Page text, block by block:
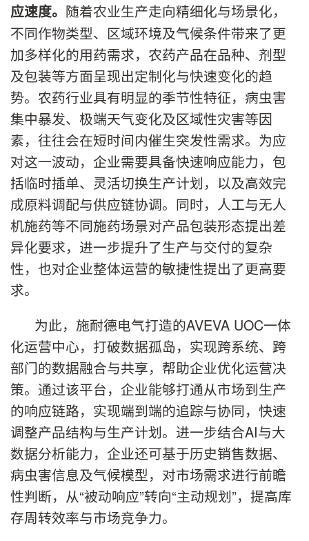
应速度。 随着农业生产走向精细化与场景化，
不同作物类型、区域环境及气候条件带来了更
加多样化的用药需求，农药产品在品种、剂型
及包装等方面呈现出定制化与快速变化的趋
势。农药行业具有明显的季节性特征，病虫害
集中暴发、极端天气变化及区域性灾害等因
素，往往会在短时间内催生突发性需求。为应
对这一波动，企业需要具备快速响应能力，包
括临时插单、灵活切换生产计划，以及高效完
成原料调配与供应链协调。同时，人工与无人
机施药等不同施药场景对产品包装形态提出差
异化要求，进一步提升了生产与交付的复杂
性，也对企业整体运营的敏捷性提出了更高要
求。
为此，施耐德电气打造的AVEVA UOC一体
化运营中心，打破数据孤岛，实现跨系统、跨
部门的数据融合与共享，帮助企业优化运营决
策。通过该平台，企业能够打通从市场到生产
的响应链路，实现端到端的追踪与协同，快速
调整产品结构与生产计划。进一步结合AI与大
数据分析能力，企业还可基于历史销售数据、
病虫害信息及气候模型，对市场需求进行前瞻
性判断，从“被动响应”转向“主动规划”，提高库
存周转效率与市场竞争力。